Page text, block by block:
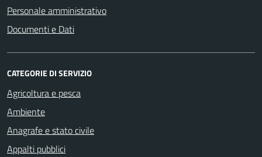
Personale amministrativo
Documenti e Dati
CATEGORIE DI SERVIZIO
Agricoltura e pesca
Ambiente
Anagrafe e stato civile
Appalti pubblici